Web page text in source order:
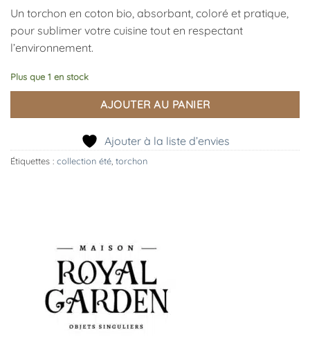
Un torchon en coton bio, absorbant, coloré et pratique,
pour sublimer votre cuisine tout en respectant
l’environnement.
Plus que 1 en stock
AJOUTER AU PANIER
Ajouter à la liste d’envies
Étiquettes : collection été torchon